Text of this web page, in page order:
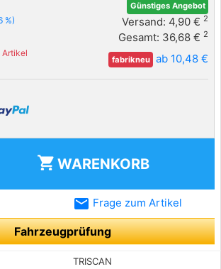
%)
Artikel
Günstiges Angebot
Versand: 4,90 € 2
Gesamt: 36,68 € 2
fabrikneu ab 10,48 €
shopping_cart WARENKORB
email Frage zum Artikel
Fahrzeugprüfung
TRISCAN